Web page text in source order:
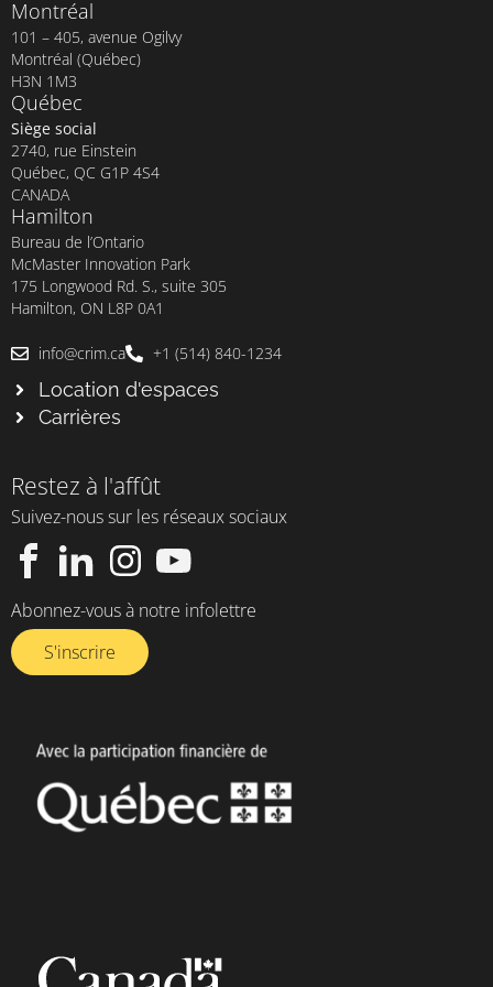
Montréal
101 – 405, avenue Ogilvy
Montréal (Québec)
H3N 1M3
Québec
Siège social
2740, rue Einstein
Québec, QC G1P 4S4
CANADA
Hamilton
Bureau de l’Ontario
McMaster Innovation Park
175 Longwood Rd. S., suite 305
Hamilton, ON L8P 0A1
info@crim.ca +1 (514) 840-1234
Location d'espaces
Carrières
Restez à l'affût
Suivez-nous sur les réseaux sociaux
Abonnez-vous à notre infolettre​
S'inscrire